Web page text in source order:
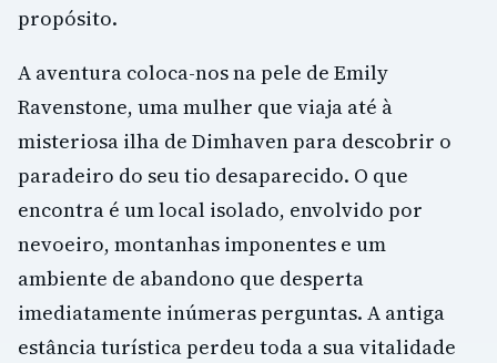
propósito.
A aventura coloca-nos na pele de Emily
Ravenstone, uma mulher que viaja até à
misteriosa ilha de Dimhaven para descobrir o
paradeiro do seu tio desaparecido. O que
encontra é um local isolado, envolvido por
nevoeiro, montanhas imponentes e um
ambiente de abandono que desperta
imediatamente inúmeras perguntas. A antiga
estância turística perdeu toda a sua vitalidade